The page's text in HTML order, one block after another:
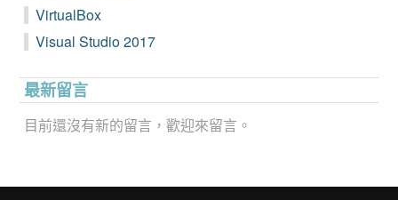
VirtualBox
Visual Studio 2017
最新留言
目前還沒有新的留言，歡迎來留言。